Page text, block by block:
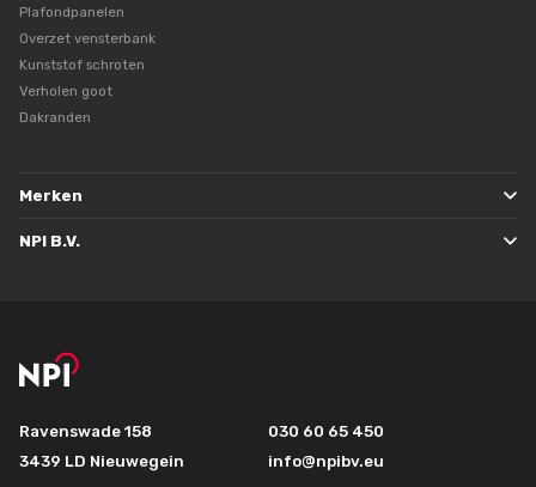
Plafondpanelen
Overzet vensterbank
Kunststof schroten
Verholen goot
Dakranden
Merken
NPI B.V.
Ravenswade 158
030 60 65 450
3439 LD Nieuwegein
info@npibv.eu